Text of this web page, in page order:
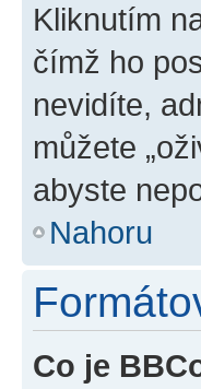
Kliknutím
čímž ho
nevidíte,
můžete
abyste
Nahoru
Co je